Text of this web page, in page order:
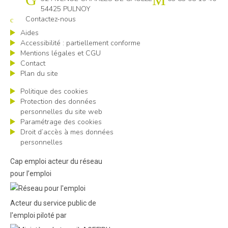
54425 PULNOY
Contactez-nous
Aides
Accessibilité : partiellement conforme
Mentions légales et CGU
Contact
Plan du site
Politique des cookies
Protection des données
personnelles du site web
Paramétrage des cookies
Droit d’accès à mes données
personnelles
Cap emploi acteur du réseau
pour l’emploi
Acteur du service public de
l'emploi piloté par